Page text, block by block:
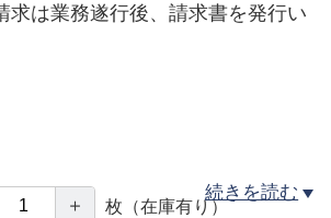
は業務遂行後、請求書を発行い
可
続きを読む
＋ 枚 （在庫有り）